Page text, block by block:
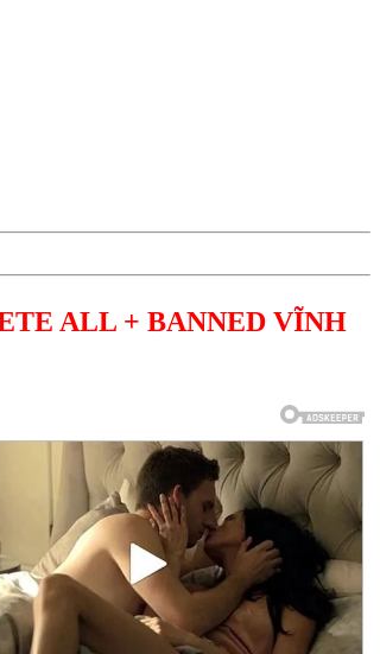
ALL + BANNED VĨNH